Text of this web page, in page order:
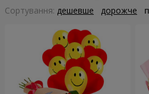
Сортування: дешевше дорожче